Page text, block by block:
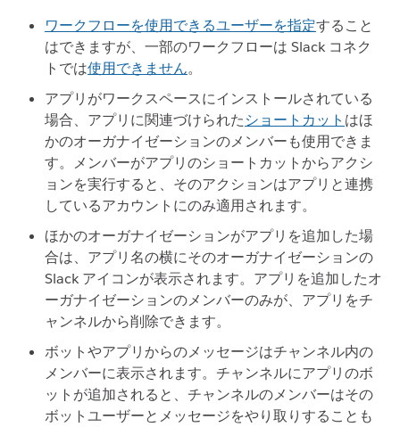
ワークフローを使用できるユーザーを指定すること
はできますが、一部のワークフローは Slack コネク
トでは使用できません。
アプリがワークスペースにインストールされている
場合、アプリに関連づけられたショートカット はほ
かのオーガナイゼーションのメンバーも使用できま
す。メンバーがアプリのショートカットからアクシ
ョンを実行すると、そのアクションはアプリと連携
しているアカウントにのみ適用されます。
ほかのオーガナイゼーションがアプリを追加した場
合は、アプリ名の横にそのオーガナイゼーションの
Slack アイコンが表示されます。アプリを追加したオ
ーガナイゼーションのメンバーのみが、アプリをチ
ャンネルから削除できます。
ボットやアプリからのメッセージはチャンネル内の
メンバーに表示されます。チャンネルにアプリのボ
ットが追加されると、チャンネルのメンバーはその
ボットユーザーとメッセージをやり取りすることも